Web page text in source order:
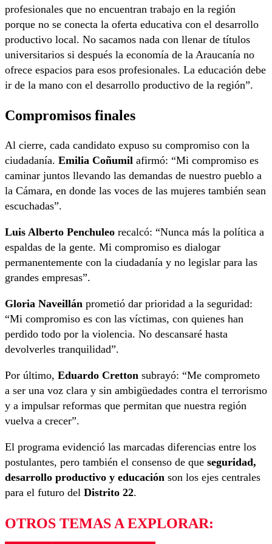
profesionales que no encuentran trabajo en la región
porque no se conecta la oferta educativa con el desarrollo
productivo local. No sacamos nada con llenar de títulos
universitarios si después la economía de la Araucanía no
ofrece espacios para esos profesionales. La educación debe
ir de la mano con el desarrollo productivo de la región”.
Compromisos finales
Al cierre, cada candidato expuso su compromiso con la
ciudadanía. Emilia Coñumil afirmó: “Mi compromiso es
caminar juntos llevando las demandas de nuestro pueblo a
la Cámara, en donde las voces de las mujeres también sean
escuchadas”.
Luis Alberto Penchuleo recalcó: “Nunca más la política a
espaldas de la gente. Mi compromiso es dialogar
permanentemente con la ciudadanía y no legislar para las
grandes empresas”.
Gloria Naveillán prometió dar prioridad a la seguridad:
“Mi compromiso es con las víctimas, con quienes han
perdido todo por la violencia. No descansaré hasta
devolverles tranquilidad”.
Por último, Eduardo Cretton subrayó: “Me comprometo
a ser una voz clara y sin ambigüedades contra el terrorismo
y a impulsar reformas que permitan que nuestra región
vuelva a crecer”.
El programa evidenció las marcadas diferencias entre los
postulantes, pero también el consenso de que seguridad,
desarrollo productivo y educación son los ejes centrales
para el futuro del Distrito 22.
OTROS TEMAS A EXPLORAR: